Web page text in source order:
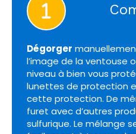
Dégorger
l’image de la ventouse
niveau à bien vous
lunettes de protection
cette protection. De
furet avec d’autres
sulfurique. Le mélange